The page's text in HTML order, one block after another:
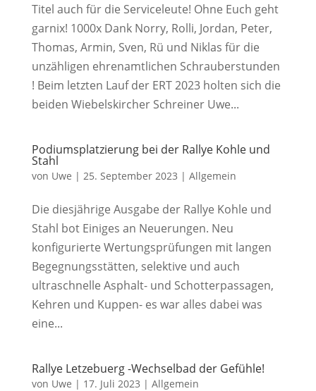
Titel auch für die Serviceleute! Ohne Euch geht
garnix! 1000x Dank Norry, Rolli, Jordan, Peter,
Thomas, Armin, Sven, Rü und Niklas für die
unzähligen ehrenamtlichen Schrauberstunden
! Beim letzten Lauf der ERT 2023 holten sich die
beiden Wiebelskircher Schreiner Uwe...
Podiumsplatzierung bei der Rallye Kohle und
Stahl
von Uwe | 25. September 2023 | Allgemein
Die diesjährige Ausgabe der Rallye Kohle und
Stahl bot Einiges an Neuerungen. Neu
konfigurierte Wertungsprüfungen mit langen
Begegnungsstätten, selektive und auch
ultraschnelle Asphalt- und Schotterpassagen,
Kehren und Kuppen- es war alles dabei was
eine...
Rallye Letzebuerg -Wechselbad der Gefühle!
von Uwe | 17. Juli 2023 | Allgemein